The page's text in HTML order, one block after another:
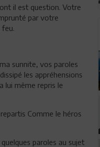
il est question. Votre
par votre
feu.
sunnite, vos paroles
les appréhensions
lui même repris le
Comme le héros
paroles au sujet